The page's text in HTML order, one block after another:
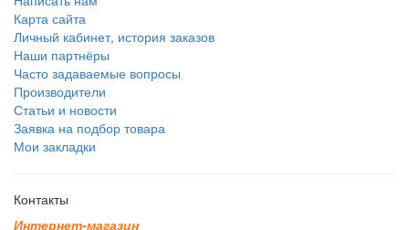
Карта сайта
Личный кабинет, история заказов
Наши партнёры
Часто задаваемые вопросы
Производители
Статьи и новости
Заявка на подбор товара
Мои закладки
Контакты
Интернет-магазин